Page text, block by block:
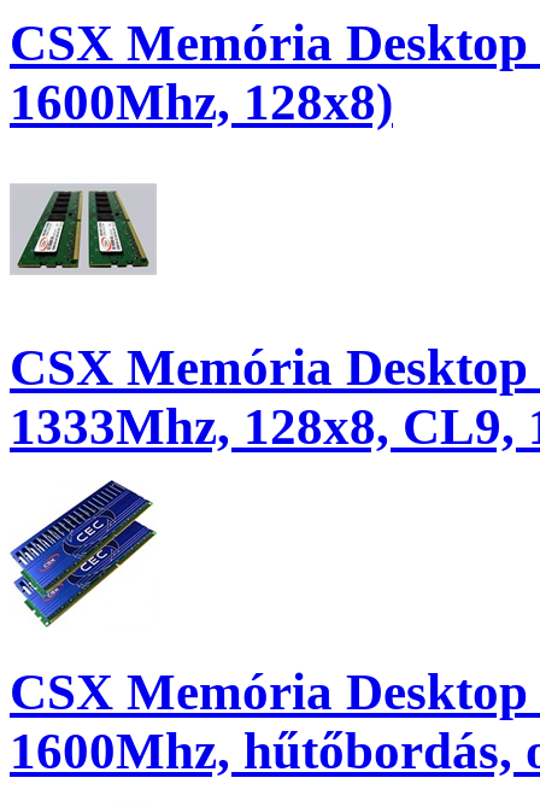
CSX Memória
1600Mhz, 128x8)
CSX Memória
1333Mhz, 128x8, CL9,
CSX Memória
1600Mhz, hűtőbordás,